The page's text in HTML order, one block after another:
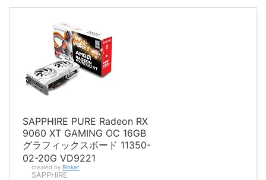
SAPPHIRE PURE Radeon RX
9060 XT GAMING OC 16GB
グラフィックスボード 11350-
02-20G VD9221
created by Rinker
SAPPHIRE